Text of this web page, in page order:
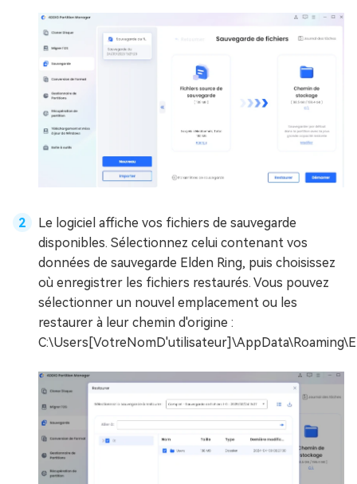
Le logiciel affiche vos fichiers de sauvegarde
disponibles. Sélectionnez celui contenant vos
données de sauvegarde Elden Ring, puis choisissez
où enregistrer les fichiers restaurés. Vous pouvez
sélectionner un nouvel emplacement ou les
restaurer à leur chemin d'origine :